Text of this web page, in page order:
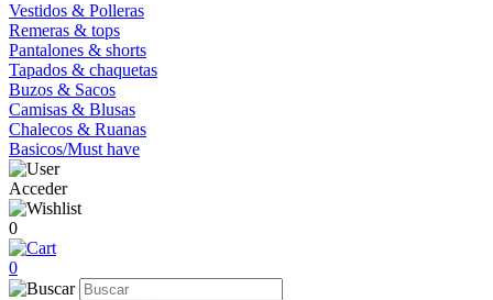
Vestidos & Polleras
Remeras & tops
Pantalones & shorts
Tapados & chaquetas
Buzos & Sacos
Camisas & Blusas
Chalecos & Ruanas
Basicos/Must have
Acceder
0
0